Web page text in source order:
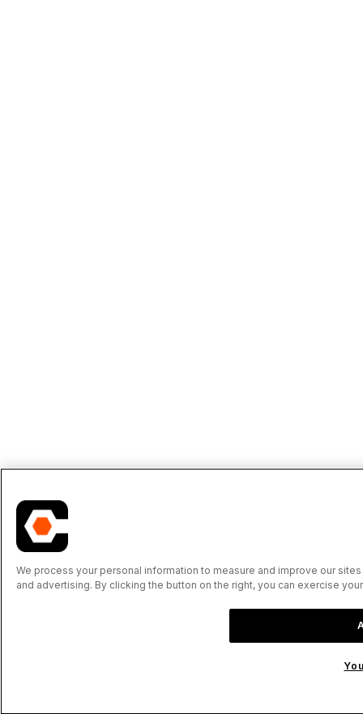
We process your personal information to measure and improve our
and advertising. By clicking the button on the right, you can exercise